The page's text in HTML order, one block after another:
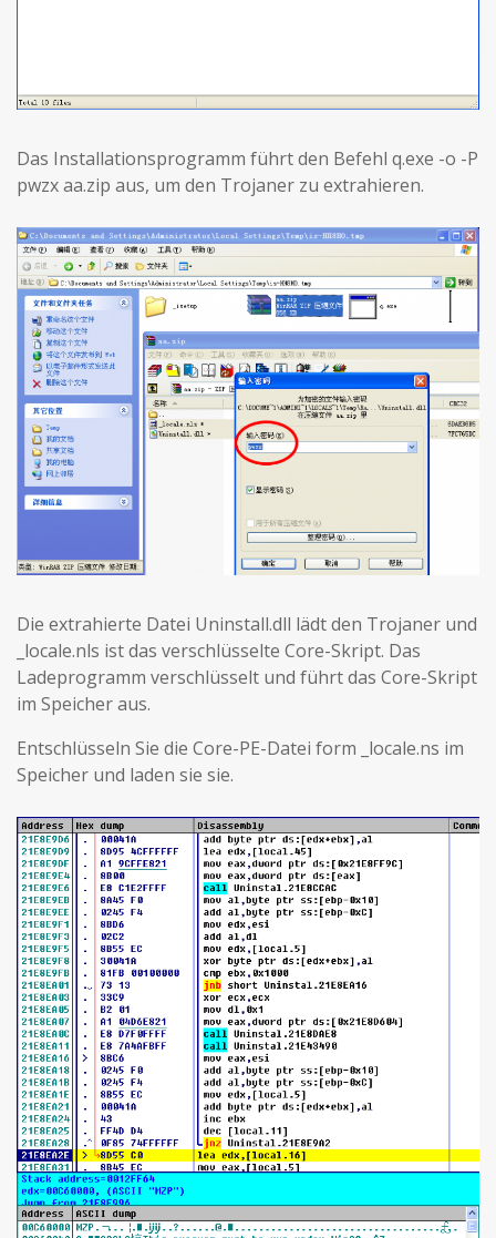
Das Installationsprogramm führt den Befehl q.exe -o -P
pwzx aa.zip aus, um den Trojaner zu extrahieren.
Die extrahierte Datei Uninstall.dll lädt den Trojaner und
_locale.nls ist das verschlüsselte Core-Skript. Das
Ladeprogramm verschlüsselt und führt das Core-Skript
im Speicher aus.
Entschlüsseln Sie die Core-PE-Datei form _locale.ns im
Speicher und laden sie sie.